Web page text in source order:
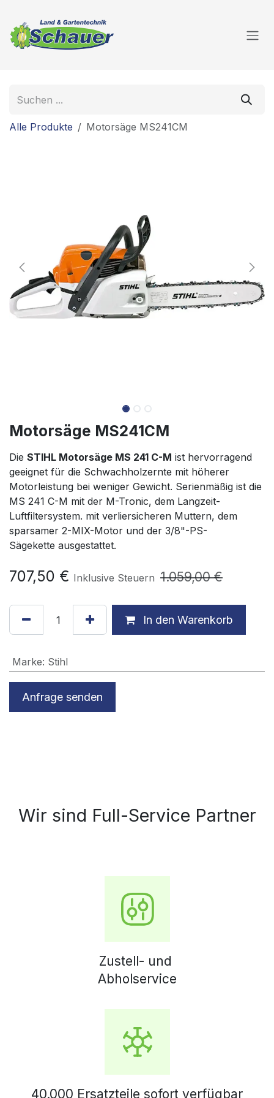
Alle Produkte Motorsäge MS241CM
Motorsäge MS241CM
Die STIHL Motorsäge MS 241 C-M ist hervorragend
geeignet für die Schwachholzernte mit höherer
Motorleistung bei weniger Gewicht. Serienmäßig ist die
MS 241 C-M mit der M-Tronic, dem Langzeit-
Luftfiltersystem. mit verliersicheren Muttern, dem
sparsamer 2-MIX-Motor und der 3/8"-PS-
Sägekette ausgestattet.
707,50 € Inklusive Steuern 1.059,00€
In den Warenkorb
Marke: Stihl
Anfrage senden
Wir sind Full-Service Partner
Zustell- und
Abholservice
40.000 Ersatzteile sofort verfügbar